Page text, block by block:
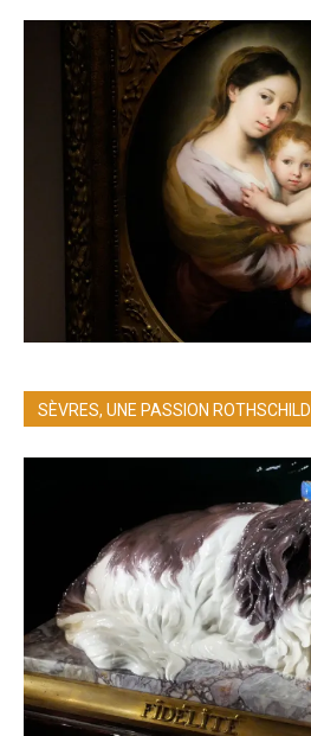
SÈVRES, UNE PASSION ROTHSCHILD